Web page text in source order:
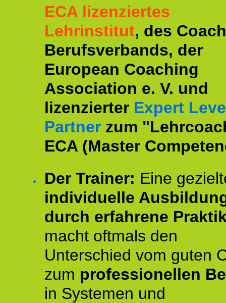
ECA lizenziertes
Lehrinstitut, des
Berufsverbands, der
European Coaching
Association e. V. und
lizenzierter Expert
Partner zum
ECA (Master
Der Trainer: Eine
individuelle
durch erfahrene
macht oftmals den
Unterschied vom guten
zum professionellen
in Systemen und